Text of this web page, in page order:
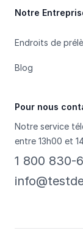
Notre
Endroits de
Blog
Pour nous
Notre service
entre 13h00 et
1 800 830-